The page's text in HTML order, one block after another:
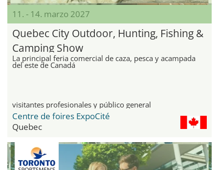
11. - 14. marzo 2027
Quebec City Outdoor, Hunting, Fishing &
Camping Show
La principal feria comercial de caza, pesca y acampada
del este de Canadá
visitantes profesionales y público general
Centre de foires ExpoCité
Quebec